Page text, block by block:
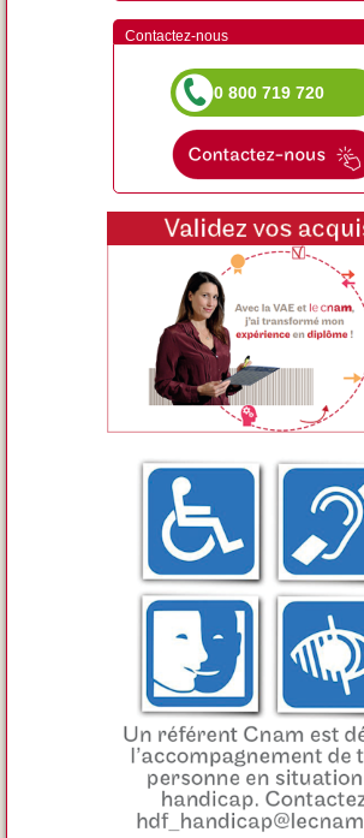
Contactez-nous
0 800 719 720